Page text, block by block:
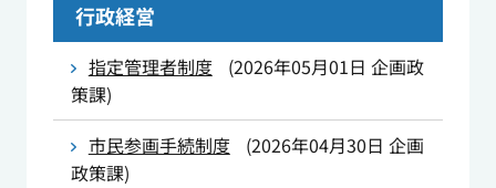
行政経営
指定管理者制度 (2026年05月01日 企画政
策課)
市民参画手続制度
(2026年04月30日 企画
政策課)